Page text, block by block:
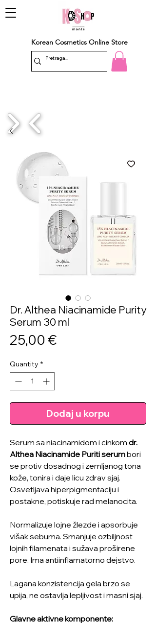
Korean Cosmetics Online Store
Dr. Althea Niacinamide Purity
Serum 30 ml
25,00 €Price
Quantity *
Dodaj u korpu
Serum sa niacinamidom i cinkom dr.
Althea Niacinamide Puriti serumbori
se protiv dosadnog i zemljanog tona
kože, tonira i daje licu zdrav sjaj.
Osvetljava hiperpigmentaciju i
postakne, potiskuje rad melanocita.
Normalizuje lojne žlezde i apsorbuje
višak sebuma. Smanjuje ozbiljnost
lojnih filamenata i sužava proširene
pore. Ima antiinflamatorno dejstvo.
Lagana konzistencija gela brzo se
upija, ne ostavlja lepljivost i masni sjaj.
Glavne aktivne komponente: